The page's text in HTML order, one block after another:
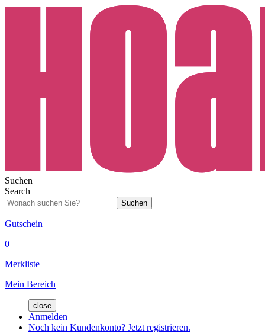
Suchen
Search
Suchen
Gutschein
0
Merkliste
Mein Bereich
close
Anmelden
Noch kein Kundenkonto? Jetzt registrieren.